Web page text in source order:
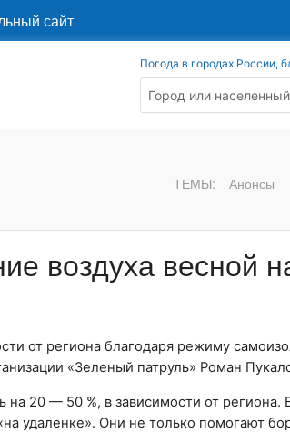
сайт
Погода в городах России,
ТЕМЫ: Анонсы
воздуха весной
от региона благодаря режиму
«Зеленый патруль» Роман
20 — 50 %, в зависимости от региона.
удаленке». Они не только помогают